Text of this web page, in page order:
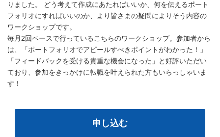
りました。 どう考えて作成にあたればいいか、何を伝えるポート
フォリオにすればいいのか、より皆さまの疑問によりそう内容の
ワークショップです。
毎月2回ペースで行っているこちらのワークショップ。参加者から
は、「ポートフォリオでアピールすべきポイントがわかった！」
「フィードバックを受ける貴重な機会になった」と好評いただい
ており、参加をきっかけに転職を叶えられた方もいらっしゃいま
す！
申し込む